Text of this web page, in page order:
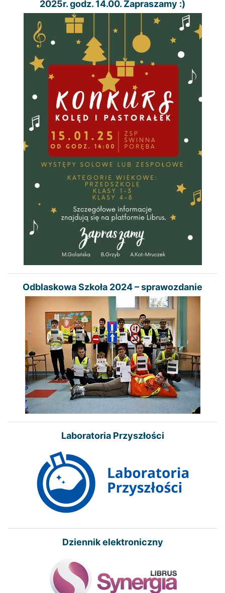
2025r. godz. 14.00. Zapraszamy :)
Odblaskowa Szkoła 2024 – sprawozdanie
Laboratoria Przyszłości
Dziennik elektroniczny